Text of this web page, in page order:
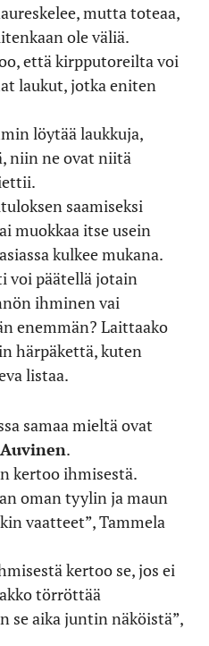
mutta toteaa,
ole väliä.
että kirpputoreilta voi
laukut, jotka eniten
löytää laukkuja,
niin ne ovat niitä
saamiseksi
muokkaa itse usein
kulkee mukana.
voi päätellä jotain
ihminen vai
enemmän? Laittaako
härpäkettä, kuten
listaa.
samaa mieltä ovat
.
kertoo ihmisestä.
oman tyylin ja maun
vaatteet”, Tammela
kertoo se, jos ei
törröttää
se aika juntin näköistä”,